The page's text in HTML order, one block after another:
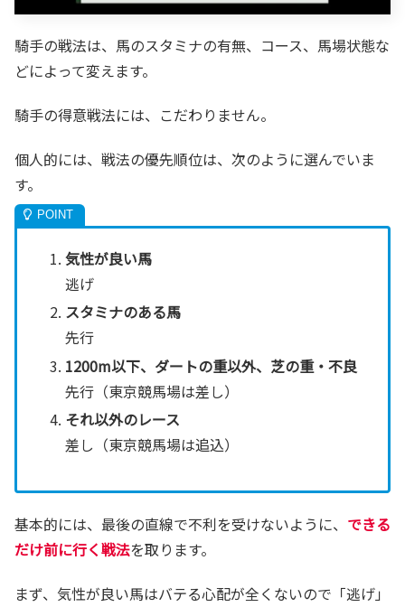
騎手の戦法は、馬のスタミナの有無、コース、馬場状態な
どによって変えます。
騎手の得意戦法には、こだわりません。
個人的には、戦法の優先順位は、次のように選んでいま
す。
気性が良い馬
逃げ
スタミナのある馬
先行
1200m以下、ダートの重以外、芝の重・不良
先行（東京競馬場は差し）
それ以外のレース
差し（東京競馬場は追込）
基本的には、最後の直線で不利を受けないように、 できる
だけ前に行く戦法を取ります。
まず、気性が良い馬はバテる心配が全くないので「逃げ」